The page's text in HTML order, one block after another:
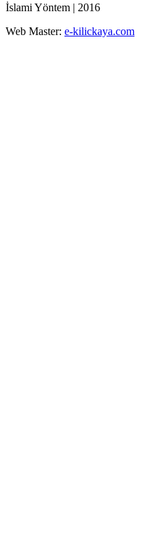
İslami Yöntem | 2016
Web Master: e-kilickaya.com